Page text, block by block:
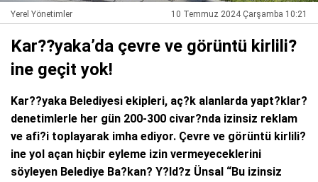
Yerel Yönetimler 10 Temmuz 2024 Çarşamba 10:21
Kar??yaka’da çevre ve görüntü kirlili?
ine geçit yok!
Kar??yaka Belediyesi ekipleri, aç?k alanlarda yapt?klar?
denetimlerle her gün 200-300 civar?nda izinsiz reklam
ve afi?i toplayarak imha ediyor. Çevre ve görüntü kirlili?
ine yol açan hiçbir eyleme izin vermeyeceklerini
söyleyen Belediye Ba?kan? Y?ld?z Ünsal “Bu izinsiz